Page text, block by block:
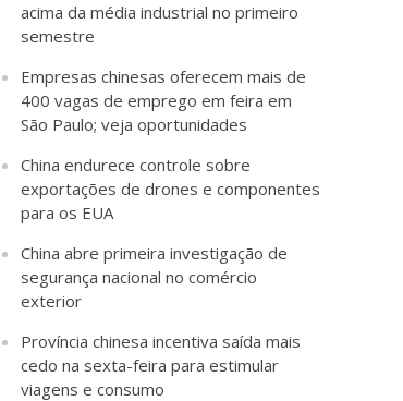
acima da média industrial no primeiro
semestre
Empresas chinesas oferecem mais de
400 vagas de emprego em feira em
São Paulo; veja oportunidades
China endurece controle sobre
exportações de drones e componentes
para os EUA
China abre primeira investigação de
segurança nacional no comércio
exterior
Província chinesa incentiva saída mais
cedo na sexta-feira para estimular
viagens e consumo